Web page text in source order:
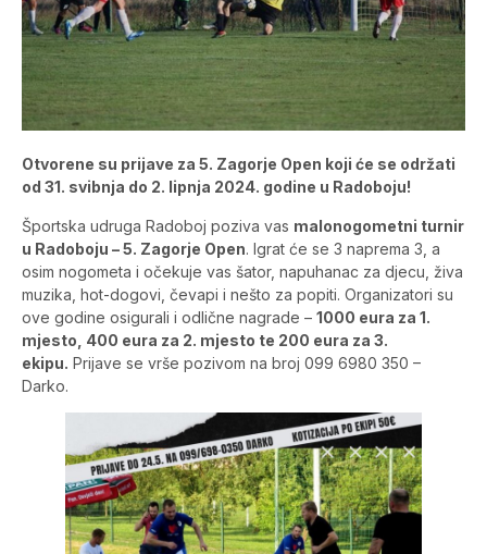
Otvorene su prijave za 5. Zagorje Open koji će se održati
od 31. svibnja do 2. lipnja 2024. godine u Radoboju!
Športska udruga Radoboj poziva vas malonogometni turnir
u Radoboju – 5. Zagorje Open. Igrat će se 3 naprema 3, a
osim nogometa i očekuje vas šator, napuhanac za djecu, živa
muzika, hot-dogovi, čevapi i nešto za popiti. Organizatori su
ove godine osigurali i odlične nagrade – 1000 eura za 1.
mjesto, 400 eura za 2. mjesto te 200 eura za 3.
ekipu. Prijave se vrše pozivom na broj 099 6980 350 –
Darko.